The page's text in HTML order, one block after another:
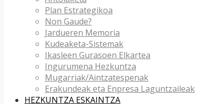
Plan Estrategikoa
Non Gaude?
Jardueren Memoria
Kudeaketa-Sistemak
Ikasleen Gurasoen Elkartea
Ingurumena Hezkuntza
Mugarriak/Aintzatespenak
Erakundeak eta Enpresa Laguntzaileak
HEZKUNTZA ESKAINTZA